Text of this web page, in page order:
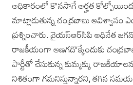
అధికారంలో కొనసాగే అర్హత
మాట్లాడుతున్న చంద్రబాబు అవిశ్వాసం
ప్రశ్నించారు. వైయస్‌ఆర్‌సిపి అధినేత
రాజకీయంగా అణగదొక్కేందుకు
పార్టీతో చేసుకున్న కుమ్మక్కు
నిశితంగా గమనిస్తున్నారని, తగిన